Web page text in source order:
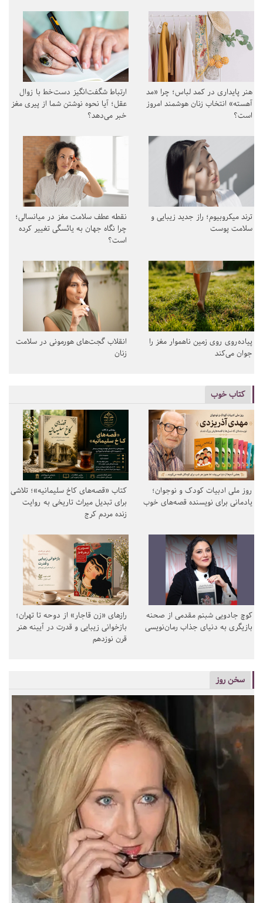
هنر پایداری در کمد لباس؛ چرا «مد
آهسته» انتخاب زنان هوشمند امروز
است؟
ارتباط شگفت‌انگیز دست‌خط با زوال
عقل؛ آیا نحوه نوشتن شما از پیری مغز
خبر می‌دهد؟
ترند میکروبیوم؛ راز جدید زیبایی و
سلامت پوست
نقطه عطف سلامت مغز در میانسالی؛
چرا نگاه جهان به یائسگی تغییر کرده
است؟
پیاده‌روی روی زمین ناهموار مغز را
جوان می‌کند
انقلاب گجت‌های هورمونی در سلامت
زنان
کتاب خوب
روز ملی ادبیات کودک و نوجوان؛
یادمانی برای نویسنده قصه‌های خوب
کتاب «قصه‌های کاخ سلیمانیه»؛ تلاشی
برای تبدیل میراث تاریخی به روایت
زنده مردم کرج
کوچ جادویی شبنم مقدمی از صحنه
بازیگری به دنیای جذاب رمان‌نویسی
رازهای «زن قاجار» از دوحه تا تهران؛
بازخوانی زیبایی و قدرت در آیینه هنر
قرن نوزدهم
سخن روز